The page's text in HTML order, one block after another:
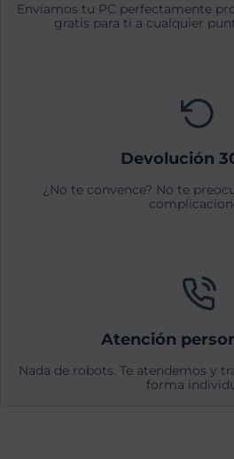
Envíamos tu PC perfectamente
gratis para ti a cualquier
Devolución
¿No te convence? No te
Atención
Nada de robots. Te atendemos y
forma